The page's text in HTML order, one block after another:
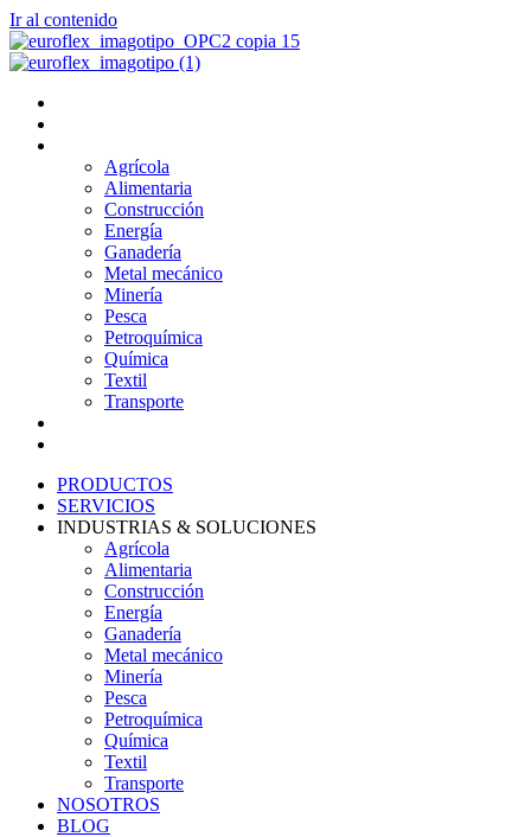
Ir al contenido
Agrícola
Alimentaria
Construcción
Energía
Ganadería
Metal mecánico
Minería
Pesca
Petroquímica
Química
Textil
Transporte
PRODUCTOS
SERVICIOS
INDUSTRIAS & SOLUCIONES
Agrícola
Alimentaria
Construcción
Energía
Ganadería
Metal mecánico
Minería
Pesca
Petroquímica
Química
Textil
Transporte
NOSOTROS
BLOG